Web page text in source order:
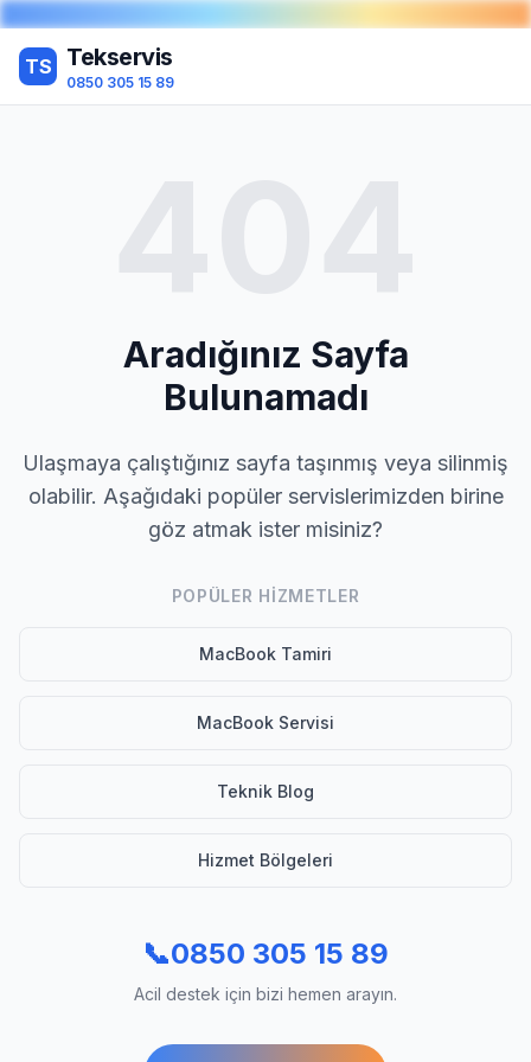
TS Tekservis
0850 305 15 89
Aradığınız Sayfa
Bulunamadı
Ulaşmaya çalıştığınız sayfa taşınmış veya silinmiş
olabilir. Aşağıdaki popüler servislerimizden birine
göz atmak ister misiniz?
POPÜLER HIZMETLER
MacBook Tamiri
MacBook Servisi
Teknik Blog
Hizmet Bölgeleri
📞0850 305 15 89
Acil destek için bizi hemen arayın.